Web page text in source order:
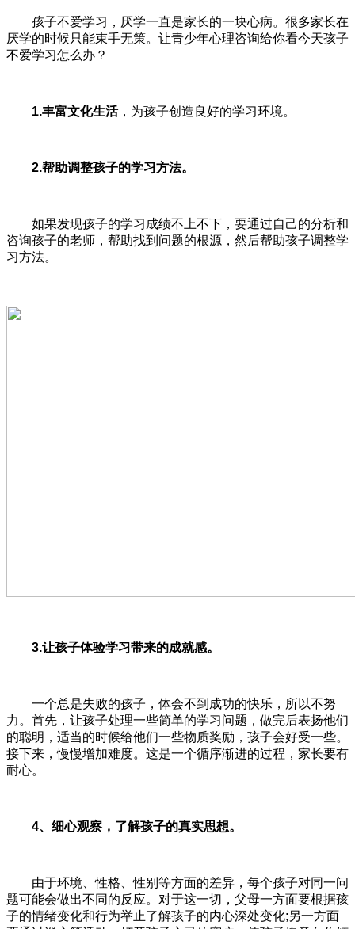
孩子不爱学习，厌学一直是家长的一块心病。很多家长在
厌学的时候只能束手无策。让青少年心理咨询给你看今天孩子
不爱学习怎么办？
1.丰富文化生活，为孩子创造良好的学习环境。
2.帮助调整孩子的学习方法。
如果发现孩子的学习成绩不上不下，要通过自己的分析和
咨询孩子的老师，帮助找到问题的根源，然后帮助孩子调整学
习方法。
3.让孩子体验学习带来的成就感。
一个总是失败的孩子，体会不到成功的快乐，所以不努
力。首先，让孩子处理一些简单的学习问题，做完后表扬他们
的聪明，适当的时候给他们一些物质奖励，孩子会好受一些。
接下来，慢慢增加难度。这是一个循序渐进的过程，家长要有
耐心。
4、细心观察，了解孩子的真实思想。
由于环境、性格、性别等方面的差异，每个孩子对同一问
题可能会做出不同的反应。对于这一切，父母一方面要根据孩
子的情绪变化和行为举止了解孩子的内心深处变化;另一方面